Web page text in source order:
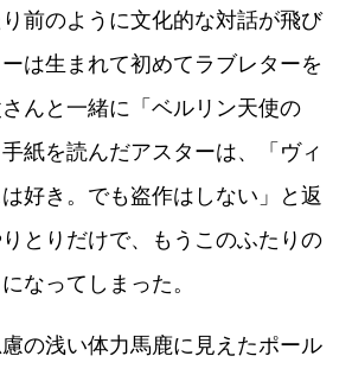
前のように文化的な対話が飛び
は生まれて初めてラブレターを
んと一緒に「ベルリン天使の
紙を読んだアスターは、「ヴィ
好き。でも盗作はしない」と返
とりだけで、もうこのふたりの
なってしまった。
の浅い体力馬鹿に見えたポール